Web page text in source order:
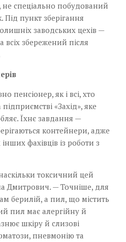
не спеціально побудований
пункт зберігання
заводських цехів —
збережений після
пенсіонер, як і всі, хто
«Захід», яке
Їхнє завдання —
контейнери, адже
фахівців із роботи з
токсичний цей
Дмитрович. — Точніше, для
берилій, а пил, що містить
пил має алергійну й
шкіру й слизові
пневмонію та